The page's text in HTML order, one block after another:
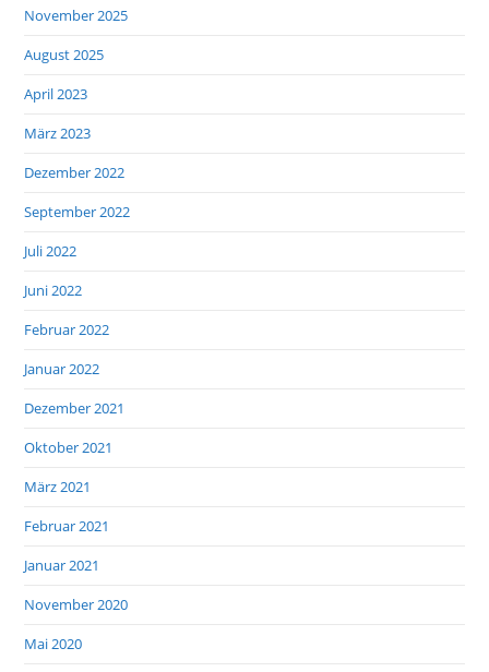
November 2025
August 2025
April 2023
März 2023
Dezember 2022
September 2022
Juli 2022
Juni 2022
Februar 2022
Januar 2022
Dezember 2021
Oktober 2021
März 2021
Februar 2021
Januar 2021
November 2020
Mai 2020